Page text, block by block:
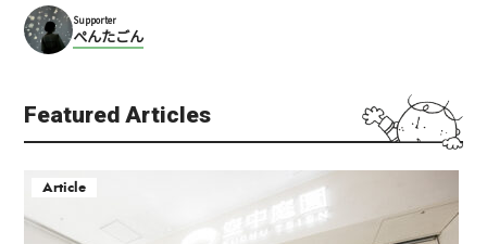
Supporter
ぺんたごん
Featured Articles
Article